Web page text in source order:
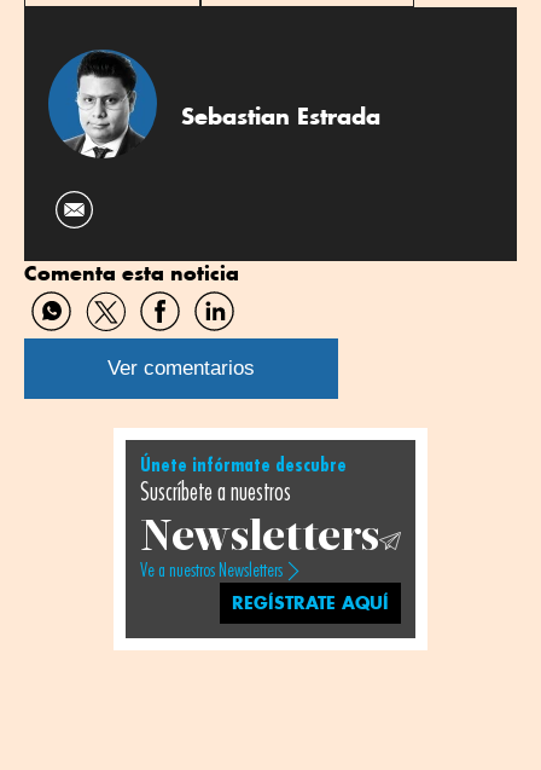
Sebastian Estrada
Comenta esta noticia
Compartir
por
WhatsApp
Compartir
por
Twitter
Compartir
por
Facebook
Compartir
por
Linkedin
Ver comentarios
Únete infórmate descubre
Suscríbete a nuestros
Newsletters
Ve a nuestros Newsletters
REGÍSTRATE AQUÍ